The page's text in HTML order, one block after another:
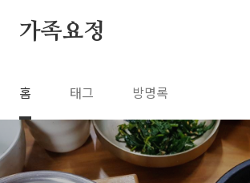
가족요정
홈 태그 방명록